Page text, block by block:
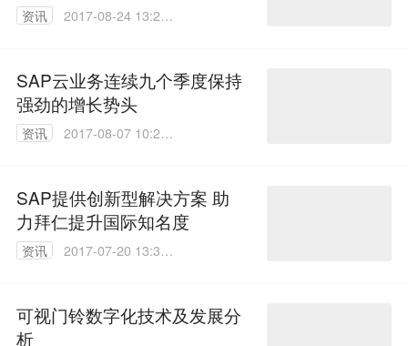
资讯
2017-08-24 13:21:
SAP云业务连续九个季度保持
强劲的增长势头
资讯
2017-08-07 10:20:
SAP提供创新型解决方案 助
力拜仁提升国际知名度
资讯
2017-07-20 13:35:
可视门铃数字化技术及发展分
析